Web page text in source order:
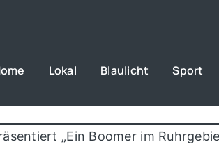
Lokal Blaulicht Sport
„Ein Boomer im